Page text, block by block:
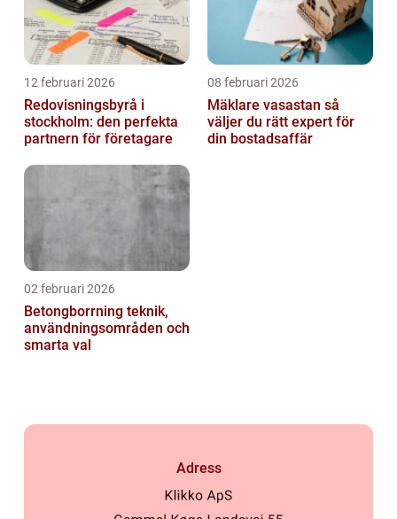
12 februari 2026
Redovisningsbyrå i
stockholm: den perfekta
partnern för företagare
08 februari 2026
Mäklare vasastan så
väljer du rätt expert för
din bostadsaffär
02 februari 2026
Betongborrning teknik,
användningsområden och
smarta val
Adress